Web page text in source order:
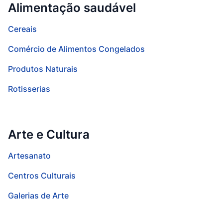
Alimentação saudável
Cereais
Comércio de Alimentos Congelados
Produtos Naturais
Rotisserias
Arte e Cultura
Artesanato
Centros Culturais
Galerias de Arte